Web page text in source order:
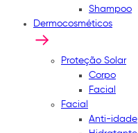
Shampoo
Dermocosméticos
Proteção Solar
Corpo
Facial
Facial
Anti-idade